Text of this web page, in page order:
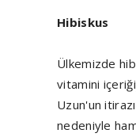
Hibiskus
Ülkemizde
vitamini
Uzun'un
nedeniyle